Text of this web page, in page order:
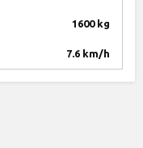
1600 kg
7.6 km/h